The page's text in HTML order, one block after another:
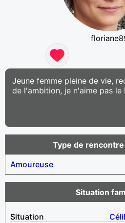
Jeune femme pleine de vie,
de l'ambition, je n'aime pas le
Type de
Amoureuse
Situation
Situation